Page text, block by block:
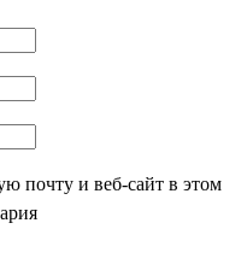
почту и веб-сайт в этом